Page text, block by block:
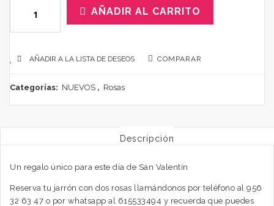
AÑADIR AL CARRITO
AÑADIR A LA LISTA DE DESEOS COMPARAR
Categorías: NUEVOS , Rosas
Descripción
Un regalo único para este día de San Valentín
Reserva tu jarrón con dos rosas llamándonos por teléfono al 956
32 63 47 o por whatsapp al 615533494 y recuerda que puedes